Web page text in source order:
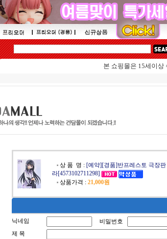
본 쇼핑몰은 15세이상
상 품 명 : [예약][경품]반프레스토 극장
라[4573102711298]
상품가격 : 21,000원
닉네임 비밀번호
제 목